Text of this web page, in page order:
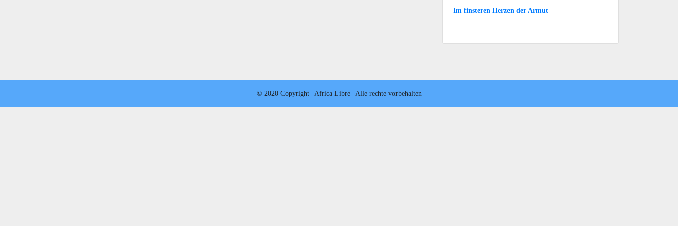
Im finsteren Herzen der Armut
© 2020 Copyright | Africa Libre | Alle rechte vorbehalten